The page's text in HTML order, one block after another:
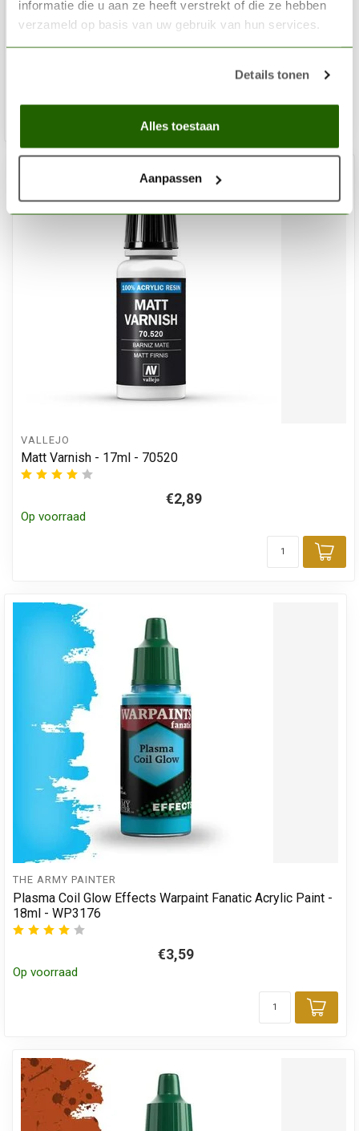
informatie die u aan ze heeft verstrekt of die ze hebben
verzameld op basis van uw gebruik van hun services.
Details tonen
Alles toestaan
Aanpassen
Acrylic Thinner 3rd generation - 100ml - AK11500
VALLEJO
Matt Varnish - 17ml - 70520
€2,89
Op voorraad
THE ARMY PAINTER
Plasma Coil Glow Effects Warpaint Fanatic Acrylic Paint -
18ml - WP3176
€3,59
Op voorraad